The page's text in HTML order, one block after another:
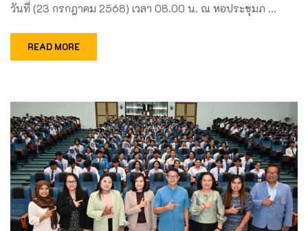
วันที่ (23 กรกฎาคม 2568) เวลา 08.00 น. ณ หอประชุมภ …
READ MORE